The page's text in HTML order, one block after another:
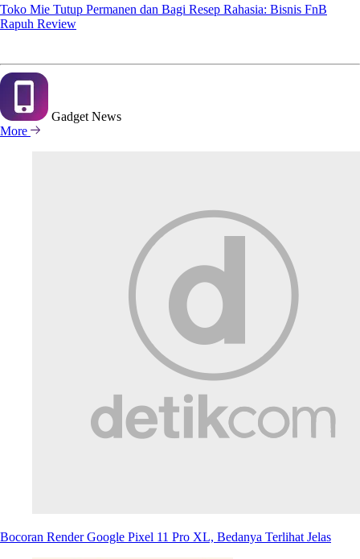
Toko Mie Tutup Permanen dan Bagi Resep Rahasia: Bisnis FnB
Rapuh Review
Gadget News
More
Bocoran Render Google Pixel 11 Pro XL, Bedanya Terlihat Jelas